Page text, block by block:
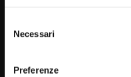
delNecessari
Preferenze